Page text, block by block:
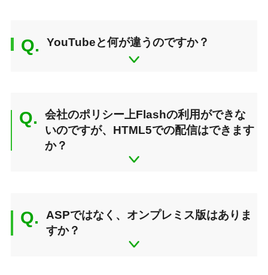
Q. YouTubeと何が違うのですか？
Q.
会社のポリシー上Flashの利用ができな
いのですが、HTML5での配信はできます
か？
Q.
ASPではなく、オンプレミス版はありま
すか？